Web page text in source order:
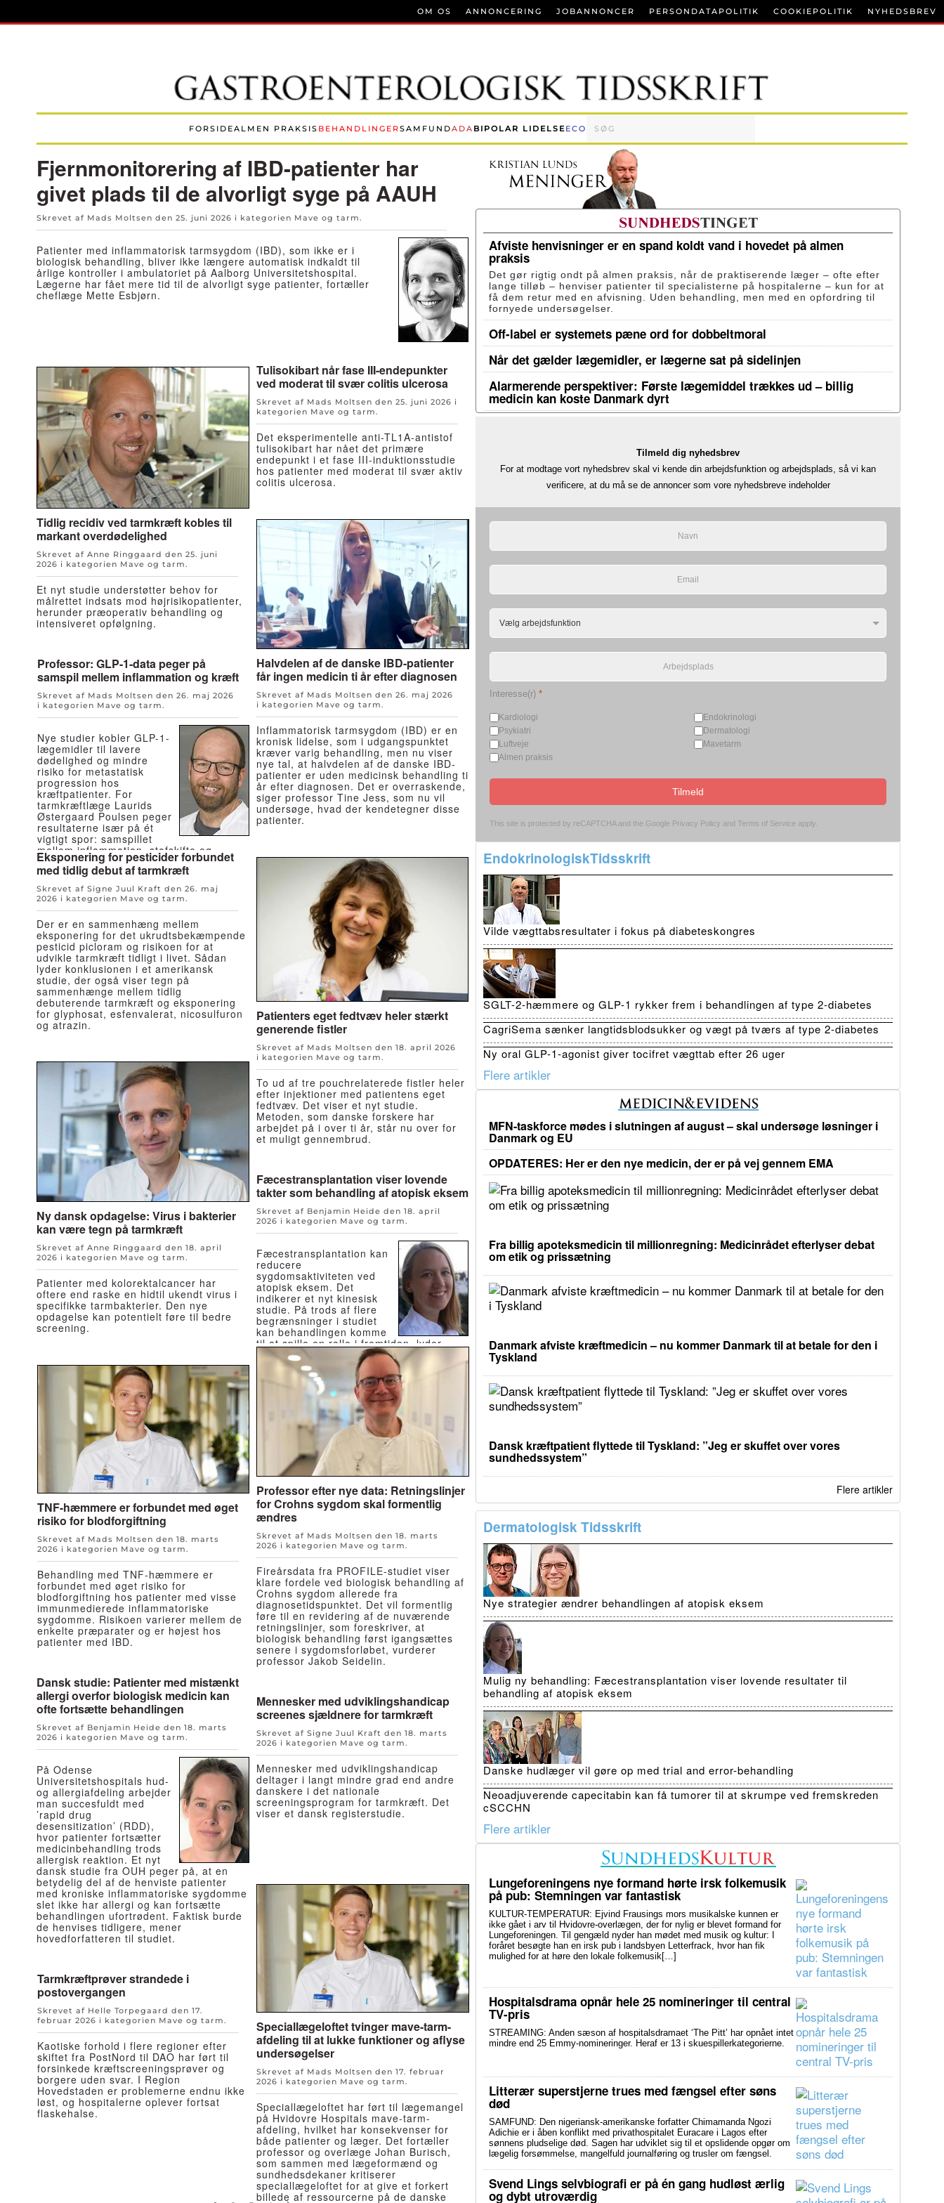
FORSIDEALMEN PRAKSIS BEHANDLINGERSAMFUNDADA BIPOLAR LIDELSEECO
OM OS ANNONCERING JOBANNONCER PERSONDATAPOLITIK COOKIEPOLITIK NYHEDSBREV
Fjernmonitorering af IBD-patienter har
givet plads til de alvorligt syge på AAUH
Skrevet af Mads Moltsen den 25. juni 2026 i kategorien Mave og tarm.
Patienter med inflammatorisk tarmsygdom (IBD), som ikke er i
biologisk behandling, bliver ikke længere automatisk indkaldt til
årlige kontroller i ambulatoriet på Aalborg Universitetshospital.
Lægerne har fået mere tid til de alvorligt syge patienter, fortæller
cheflæge Mette Esbjørn.
Tidlig recidiv ved tarmkræft kobles til
markant overdødelighed
Skrevet af Anne Ringgaard den 25. juni
2026 i kategorien Mave og tarm.
Et nyt studie understøtter behov for
målrettet indsats mod højrisikopatienter,
herunder præoperativ behandling og
intensiveret opfølgning.
Tulisokibart når fase III-endepunkter
ved moderat til svær colitis ulcerosa
Skrevet af Mads Moltsen den 25. juni 2026 i
kategorien Mave og tarm .
Det eksperimentelle anti-TL1A-antistof
tulisokibart har nået det primære
endepunkt i et fase III-induktionsstudie
hos patienter med moderat til svær aktiv
colitis ulcerosa.
Halvdelen af de danske IBD-patienter
får ingen medicin ti år efter diagnosen
Skrevet af Mads Moltsen den 26. maj 2026
i kategorien Mave og tarm.
Inflammatorisk tarmsygdom (IBD) er en
kronisk lidelse, som i udgangspunktet
kræver varig behandling, men nu viser
nye tal, at halvdelen af de danske IBD-
patienter er uden medicinsk behandling ti
år efter diagnosen. Det er overraskende,
siger professor Tine Jess, som nu vil
undersøge, hvad der kendetegner disse
patienter.
Professor: GLP-1-data peger på
samspil mellem inflammation og kræft
Skrevet af Mads Moltsen den 26. maj 2026
i kategorien Mave og tarm.
Nye studier kobler GLP-1-
lægemidler til lavere
dødelighed og mindre
risiko for metastatisk
progression hos
kræftpatienter. For
tarmkræftlæge Laurids
Østergaard Poulsen peger
resultaterne især på ét
vigtigt spor: samspillet
mellem inflammation, stofskifte og
kræftudvikling.
Eksponering for pesticider forbundet
med tidlig debut af tarmkræft
Skrevet af Signe Juul Kraft den 26. maj
2026 i kategorien Mave og tarm.
Der er en sammenhæng mellem
eksponering for det ukrudtsbekæmpende
pesticid picloram og risikoen for at
udvikle tarmkræft tidligt i livet. Sådan
lyder konklusionen i et amerikansk
studie, der også viser tegn på
sammenhænge mellem tidlig
debuterende tarmkræft og eksponering
for glyphosat, esfenvalerat, nicosulfuron
og atrazin.
Patienters eget fedtvæv heler stærkt
generende fistler
Skrevet af Mads Moltsen den 18. april 2026
i kategorien Mave og tarm.
To ud af tre pouchrelaterede fistler heler
efter injektioner med patientens eget
fedtvæv. Det viser et nyt studie.
Metoden, som danske forskere har
arbejdet på i over ti år, står nu over for
et muligt gennembrud.
Ny dansk opdagelse: Virus i bakterier
kan være tegn på tarmkræft
Skrevet af Anne Ringgaard den 18. april
2026 i kategorien Mave og tarm.
Patienter med kolorektalcancer har
oftere end raske en hidtil ukendt virus i
specifikke tarmbakterier. Den nye
opdagelse kan potentielt føre til bedre
screening.
Fæcestransplantation viser lovende
takter som behandling af atopisk eksem
Skrevet af Benjamin Heide den 18. april
2026 i kategorien Mave og tarm.
Fæcestransplantation kan
reducere
sygdomsaktiviteten ved
atopisk eksem. Det
indikerer et nyt kinesisk
studie. På trods af flere
begrænsninger i studiet
kan behandlingen komme
til at spille en rolle i fremtiden, lyder
vurderingen.
Professor efter nye data: Retningslinjer
for Crohns sygdom skal formentlig
ændres
Skrevet af Mads Moltsen den 18. marts
2026 i kategorien Mave og tarm.
Fireårsdata fra PROFILE-studiet viser
klare fordele ved biologisk behandling af
Crohns sygdom allerede fra
diagnosetidspunktet. Det vil formentlig
føre til en revidering af de nuværende
retningslinjer, som foreskriver, at
biologisk behandling først igangsættes
senere i sygdomsforløbet, vurderer
professor Jakob Seidelin.
TNF-hæmmere er forbundet med øget
risiko for blodforgiftning
Skrevet af Mads Moltsen den 18. marts
2026 i kategorien Mave og tarm.
Behandling med TNF-hæmmere er
forbundet med øget risiko for
blodforgiftning hos patienter med visse
immunmedierede inflammatoriske
sygdomme. Risikoen varierer mellem de
enkelte præparater og er højest hos
patienter med IBD.
Dansk studie: Patienter med mistænkt
allergi overfor biologisk medicin kan
ofte fortsætte behandlingen
Skrevet af Benjamin Heide den 18. marts
2026 i kategorien Mave og tarm.
På Odense
Universitetshospitals hud-
og allergiafdeling arbejder
man succesfuldt med
’rapid drug
desensitization’ (RDD),
hvor patienter fortsætter
medicinbehandling trods
allergisk reaktion. Et nyt
dansk studie fra OUH peger på, at en
betydelig del af de henviste patienter
med kroniske inflammatoriske sygdomme
slet ikke har allergi og kan fortsætte
behandlingen ufortrødent. Faktisk burde
de henvises tidligere, mener
hovedforfatteren til studiet.
Mennesker med udviklingshandicap
screenes sjældnere for tarmkræft
Skrevet af Signe Juul Kraft den 18. marts
2026 i kategorien Mave og tarm.
Mennesker med udviklingshandicap
deltager i langt mindre grad end andre
danskere i det nationale
screeningsprogram for tarmkræft. Det
viser et dansk registerstudie.
Speciallægeloftet tvinger mave-tarm-
afdeling til at lukke funktioner og aflyse
undersøgelser
Skrevet af Mads Moltsen den 17. februar
2026 i kategorien Mave og tarm.
Speciallægeloftet har ført til lægemangel
på Hvidovre Hospitals mave-tarm-
afdeling, hvilket har konsekvenser for
både patienter og læger. Det fortæller
professor og overlæge Johan Burisch,
som sammen med lægeformænd og
sundhedsdekaner kritiserer
speciallægeloftet for at give et forkert
billede af ressourcerne på de danske
Tarmkræftprøver strandede i
postovergangen
Skrevet af Helle Torpegaard den 17.
februar 2026 i kategorien Mave og tarm.
Kaotiske forhold i flere regioner efter
skiftet fra PostNord til DAO har ført til
forsinkede kræftscreeningsprøver og
borgere uden svar. I Region
Hovedstaden er problemerne endnu ikke
løst, og hospitalerne oplever fortsat
flaskehalse.
Afviste henvisninger er en spand koldt vand i hovedet på almen
praksis
Det gør rigtig ondt på almen praksis, når de praktiserende læger – ofte efter
lange tilløb – henviser patienter til specialisterne på hospitalerne – kun for at
få dem retur med en afvisning. Uden behandling, men med en opfordring til
fornyede undersøgelser.
Off-label er systemets pæne ord for dobbeltmoral
Når det gælder lægemidler, er lægerne sat på sidelinjen
Alarmerende perspektiver: Første lægemiddel trækkes ud – billig
medicin kan koste Danmark dyrt
Tilmeld dig nyhedsbrev
For at modtage vort nyhedsbrev skal vi kende din arbejdsfunktion og arbejdsplads, så vi kan
verificere, at du må se de annoncer som vore nyhedsbreve indeholder
Interesse(r) *
Kardiologi
Endokrinologi
Psykiatri
Dermatologi
Luftveje
Mavetarm
Almen praksis
Tilmeld
This site is protected by reCAPTCHA and the Google Privacy Policy and Terms of Service apply.
EndokrinologiskTidsskrift
Vilde vægttabsresultater i fokus på diabeteskongres
SGLT-2-hæmmere og GLP-1 rykker frem i behandlingen af type 2-diabetes
CagriSema sænker langtidsblodsukker og vægt på tværs af type 2-diabetes
Ny oral GLP-1-agonist giver tocifret vægttab efter 26 uger
Flere artikler
MFN-taskforce mødes i slutningen af august – skal undersøge løsninger i
Danmark og EU
OPDATERES: Her er den nye medicin, der er på vej gennem EMA
Fra billig apoteksmedicin til millionregning: Medicinrådet efterlyser debat
om etik og prissætning
Danmark afviste kræftmedicin – nu kommer Danmark til at betale for den i
Tyskland
Dansk kræftpatient flyttede til Tyskland: ”Jeg er skuffet over vores
sundhedssystem”
Flere artikler
Dermatologisk Tidsskrift
Nye strategier ændrer behandlingen af atopisk eksem
Mulig ny behandling: Fæcestransplantation viser lovende resultater til
behandling af atopisk eksem
Danske hudlæger vil gøre op med trial and error-behandling
Neoadjuverende capecitabin kan få tumorer til at skrumpe ved fremskreden
cSCCHN
Flere artikler
Lungeforeningens nye formand hørte irsk folkemusik
på pub: Stemningen var fantastisk
KULTUR-TEMPERATUR: Ejvind Frausings mors musikalske kunnen er
ikke gået i arv til Hvidovre-overlægen, der for nylig er blevet formand for
Lungeforeningen. Til gengæld nyder han mødet med musik og kultur: I
foråret besøgte han en irsk pub i landsbyen Letterfrack, hvor han fik
mulighed for at høre den lokale folkemusik[…]
Hospitalsdrama opnår hele 25 nomineringer til central
TV-pris
STREAMING: Anden sæson af hospitalsdramaet ‘The Pitt’ har opnået intet
mindre end 25 Emmy-nomineringer. Heraf er 13 i skuespillerkategorierne.
Litterær superstjerne trues med fængsel efter søns
død
SAMFUND: Den nigeriansk-amerikanske forfatter Chimamanda Ngozi
Adichie er i åben konflikt med privathospitalet Euracare i Lagos efter
sønnens pludselige død. Sagen har udviklet sig til et opslidende opgør om
lægelig forsømmelse, mangelfuld journalføring og trusler om fængsel.
Svend Lings selvbiografi er på én gang hudløst ærlig
og dybt utroværdig